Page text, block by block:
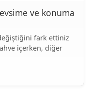
ve konuma
fark ettiniz
içerken, diğer